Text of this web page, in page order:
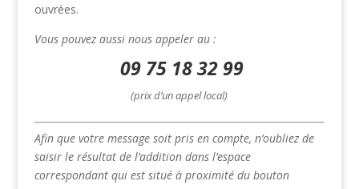
ouvrées.
Vous pouvez aussi nous appeler au :
09 75 18 32 99
(prix d’un appel local)
Afin que votre message soit pris en compte, n’oubliez de
saisir le résultat de l’addition dans l’espace
correspondant qui est situé à proximité du bouton